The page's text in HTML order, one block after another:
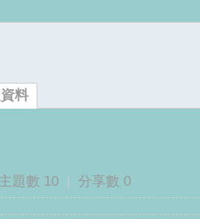
料
主題數 10 | 分享數 0